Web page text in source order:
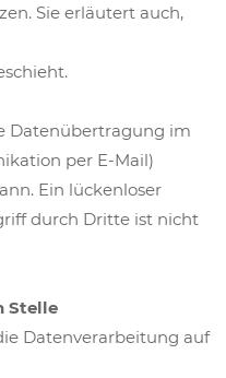
Sie erläutert auch,
Datenübertragung im
per E-Mail)
Ein lückenloser
durch Dritte ist nicht
Stelle
Datenverarbeitung auf